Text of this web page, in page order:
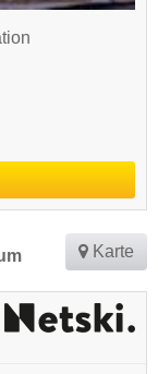
Karte